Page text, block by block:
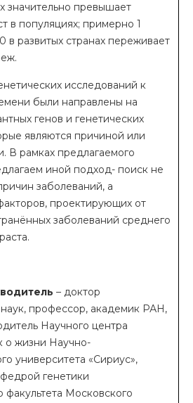
значительно превышает
в популяциях; примерно 1
в развитых странах переживает
исследований к
были направлены на
генов и генетических
являются причиной или
В рамках предлагаемого
иной подход- поиск не
заболеваний, а
проектирующих от
заболеваний среднего
– доктор
профессор, академик РАН,
Научного центра
о жизни Научно-
университета «Сириус»,
генетики
факультета Московского